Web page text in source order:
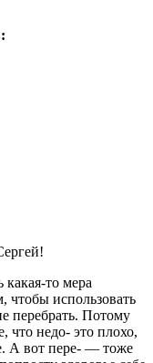
какая-то мера
чтобы использовать
перебрать. Потому
что недо- это плохо,
А вот пере- — тоже